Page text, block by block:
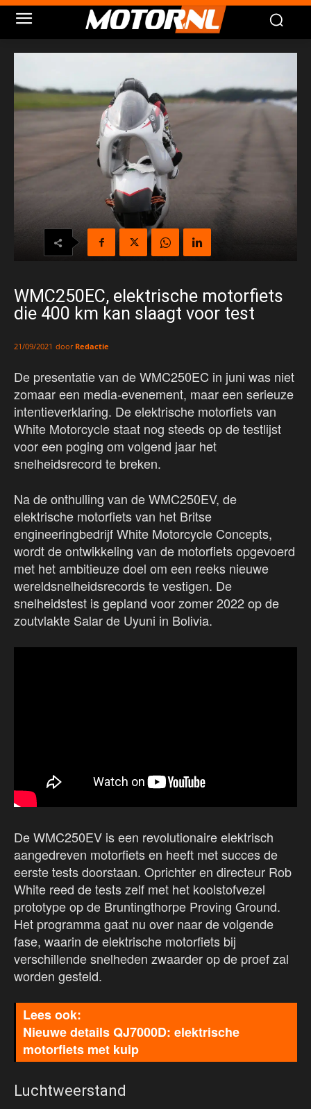
WMC250EC, elektrische motorfiets
die 400 km kan slaagt voor test
21/09/2021 door Redactie
De presentatie van de WMC250EC in juni was niet
zomaar een media-evenement, maar een serieuze
intentieverklaring. De elektrische motorfiets van
White Motorcycle staat nog steeds op de testlijst
voor een poging om volgend jaar het
snelheidsrecord te breken.
Na de onthulling van de WMC250EV, de
elektrische motorfiets van het Britse
engineeringbedrijf White Motorcycle Concepts,
wordt de ontwikkeling van de motorfiets opgevoerd
met het ambitieuze doel om een reeks nieuwe
wereldsnelheidsrecords te vestigen. De
snelheidstest is gepland voor zomer 2022 op de
zoutvlakte Salar de Uyuni in Bolivia.
De WMC250EV is een revolutionaire elektrisch
aangedreven motorfiets en heeft met succes de
eerste tests doorstaan. Oprichter en directeur Rob
White reed de tests zelf met het koolstofvezel
prototype op de Bruntingthorpe Proving Ground.
Het programma gaat nu over naar de volgende
fase, waarin de elektrische motorfiets bij
verschillende snelheden zwaarder op de proef zal
worden gesteld.
Nieuwe details QJ7000D: elektrische
motorfiets met kuip
Luchtweerstand